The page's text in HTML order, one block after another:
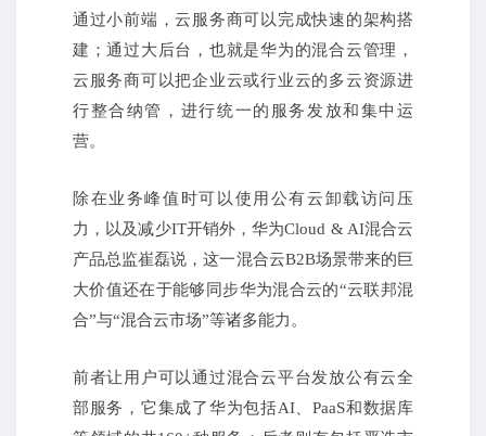
通过小前端，云服务商可以完成快速的架构搭
建； 通过大后台，也就是华为的混合云管理，
云服务商可以把企业云或行业云的多云资源进
行整合纳管，进行统一的服务发放和集中运
营。
除在业务峰值时可以使用公有云卸载访问压
力，以及减少IT开销外，华为Cloud & AI混合云
产品总监崔磊说，这一混合云B2B场景带来的巨
大价值还在于能够同步华为混合云的“云联邦混
合”与“混合云市场”等诸多能力。
前者让用户可以通过混合云平台发放公有云全
部服务，它集成了华为包括AI、PaaS和数据库